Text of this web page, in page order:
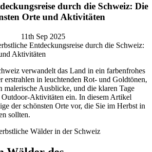
durch die Schweiz: Die
Orte und Aktivitäten
11th Sep 2025
Entdeckungsreise durch die Schweiz:
Aktivitäten
verwandelt das Land in ein farbenfrohes
erstrahlen in leuchtenden Rot- und Goldtönen,
malerische Ausblicke, und die klaren Tage
Aktivitäten ein. In diesem Artikel
der schönsten Orte vor, die Sie im Herbst in
sollten.